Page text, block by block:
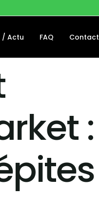
/ Actu FAQ Contact
: